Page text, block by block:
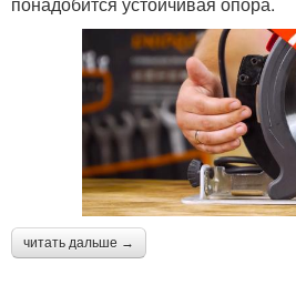
читать дальше →